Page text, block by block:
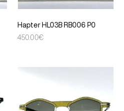
Hapter HL03B RB006 P0
450.00€